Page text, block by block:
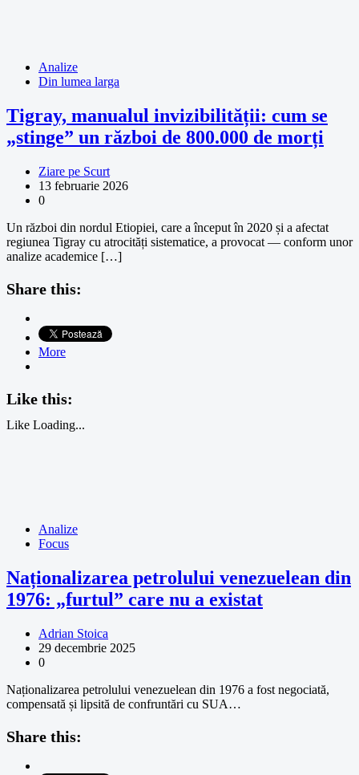
Analize
Din lumea larga
Tigray, manualul invizibilității: cum se
„stinge” un război de 800.000 de morți
Ziare pe Scurt
13 februarie 2026
0
Un război din nordul Etiopiei, care a început în 2020 și a afectat
regiunea Tigray cu atrocități sistematice, a provocat — conform unor
analize academice […]
Share this:
More
Like this:
Like Loading...
Analize
Focus
Naționalizarea petrolului venezuelean din
1976: „furtul” care nu a existat
Adrian Stoica
29 decembrie 2025
0
Naționalizarea petrolului venezuelean din 1976 a fost negociată,
compensată și lipsită de confruntări cu SUA…
Share this: